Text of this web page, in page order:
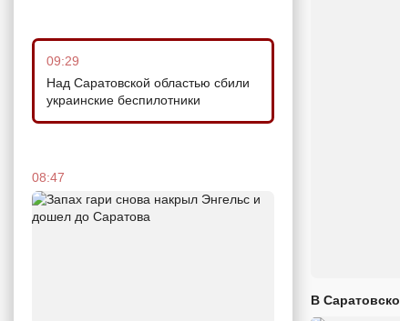
09:29
Над Саратовской областью сбили
украинские беспилотники
08:47
В